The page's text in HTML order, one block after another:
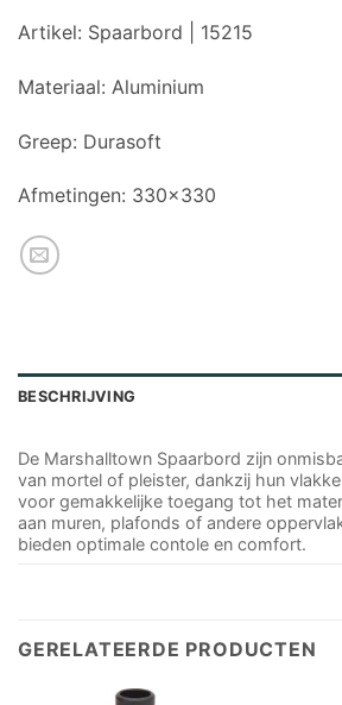
Artikel: Spaarbord | 15215
Materiaal: Aluminium
Greep: Durasoft
Afmetingen: 330×330
BESCHRIJVING
De Marshalltown Spaarbord zijn
van mortel of pleister, dankzij hun
voor gemakkelijke toegang tot het
aan muren, plafonds of andere
bieden optimale contole en comfort.
GERELATEERDE PRODUCTEN